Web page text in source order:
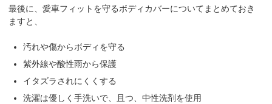
最後に、愛車フィットを守るボディカバーについてまとめておき
ますと、
汚れや傷からボディを守る
紫外線や酸性雨から保護
イタズラされにくくする
洗濯は優しく手洗いで、且つ、中性洗剤を使用